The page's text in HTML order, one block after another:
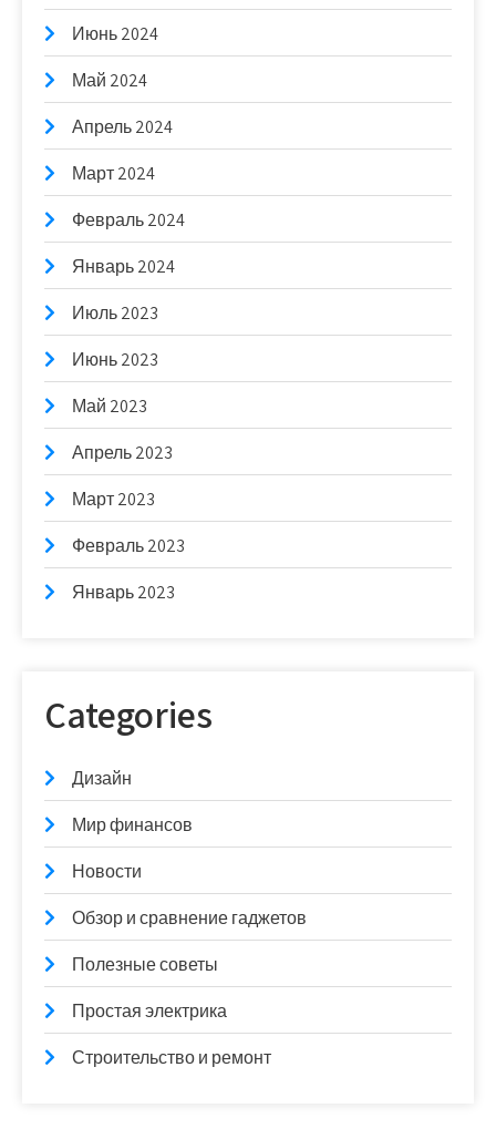
Июнь 2024
Май 2024
Апрель 2024
Март 2024
Февраль 2024
Январь 2024
Июль 2023
Июнь 2023
Май 2023
Апрель 2023
Март 2023
Февраль 2023
Январь 2023
Categories
Дизайн
Мир финансов
Новости
Обзор и сравнение гаджетов
Полезные советы
Простая электрика
Строительство и ремонт